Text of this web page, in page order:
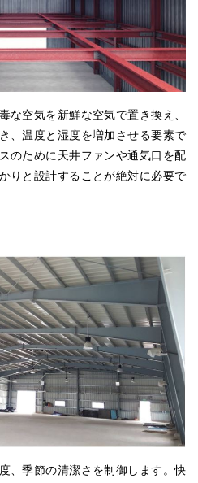
な空気を新鮮な空気で置き換え、
、温度と湿度を増加させる要素で
のために天井ファンや通気口を配
りと設計することが絶対に必要で
、季節の清潔さを制御します。快